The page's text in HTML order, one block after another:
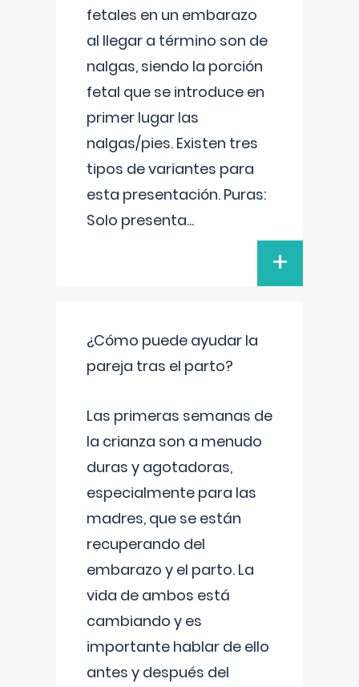
fetales en un embarazo
al llegar a término son de
nalgas, siendo la porción
fetal que se introduce en
primer lugar las
nalgas/pies. Existen tres
tipos de variantes para
esta presentación. Puras:
Solo presenta...
+
¿Cómo puede ayudar la
pareja tras el parto?
Las primeras semanas de
la crianza son a menudo
duras y agotadoras,
especialmente para las
madres, que se están
recuperando del
embarazo y el parto. La
vida de ambos está
cambiando y es
importante hablar de ello
antes y después del